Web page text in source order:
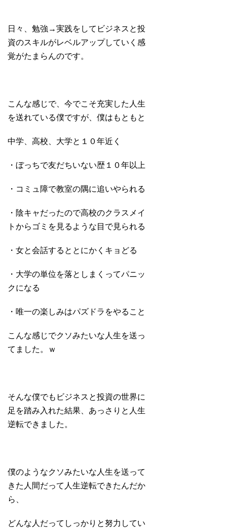
日々、勉強→実践をしてビジネスと投
資のスキルがレベルアップしていく感
覚がたまらんのです。
こんな感じで、今でこそ充実した人生
を送れている僕ですが、僕はもともと
中学、高校、大学と１０年近く
・ぼっちで友だちいない歴１０年以上
・コミュ障で教室の隅に追いやられる
・陰キャだったので高校のクラスメイ
トからゴミを見るような目で見られる
・女と会話するととにかくキョどる
・大学の単位を落としまくってパニッ
クになる
・唯一の楽しみはパズドラをやること
こんな感じでクソみたいな人生を送っ
てました。ｗ
そんな僕でもビジネスと投資の世界に
足を踏み入れた結果、あっさりと人生
逆転できました。
僕のようなクソみたいな人生を送って
きた人間だって人生逆転できたんだか
ら、
どんな人だってしっかりと努力してい